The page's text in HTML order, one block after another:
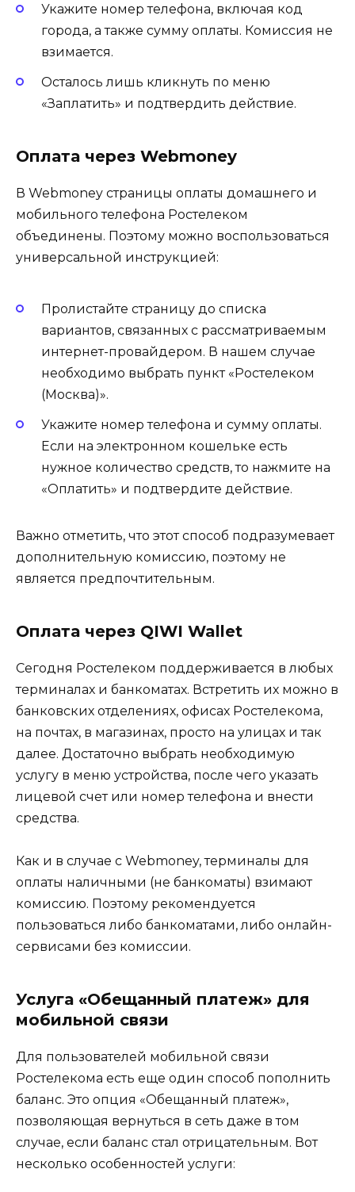
Укажите номер телефона, включая код
города, а также сумму оплаты. Комиссия не
взимается.
Осталось лишь кликнуть по меню
«Заплатить» и подтвердить действие.
Оплата через Webmoney
В Webmoney страницы оплаты домашнего и
мобильного телефона Ростелеком
объединены. Поэтому можно воспользоваться
универсальной инструкцией:
Пролистайте страницу до списка
вариантов, связанных с рассматриваемым
интернет-провайдером. В нашем случае
необходимо выбрать пункт «Ростелеком
(Москва)».
Укажите номер телефона и сумму оплаты.
Если на электронном кошельке есть
нужное количество средств, то нажмите на
«Оплатить» и подтвердите действие.
Важно отметить, что этот способ подразумевает
дополнительную комиссию, поэтому не
является предпочтительным.
Оплата через QIWI Wallet
Сегодня Ростелеком поддерживается в любых
терминалах и банкоматах. Встретить их можно в
банковских отделениях, офисах Ростелекома,
на почтах, в магазинах, просто на улицах и так
далее. Достаточно выбрать необходимую
услугу в меню устройства, после чего указать
лицевой счет или номер телефона и внести
средства.
Как и в случае с Webmoney, терминалы для
оплаты наличными (не банкоматы) взимают
комиссию. Поэтому рекомендуется
пользоваться либо банкоматами, либо онлайн-
сервисами без комиссии.
Услуга «Обещанный платеж» для
мобильной связи
Для пользователей мобильной связи
Ростелекома есть еще один способ пополнить
баланс. Это опция «Обещанный платеж»,
позволяющая вернуться в сеть даже в том
случае, если баланс стал отрицательным. Вот
несколько особенностей услуги: